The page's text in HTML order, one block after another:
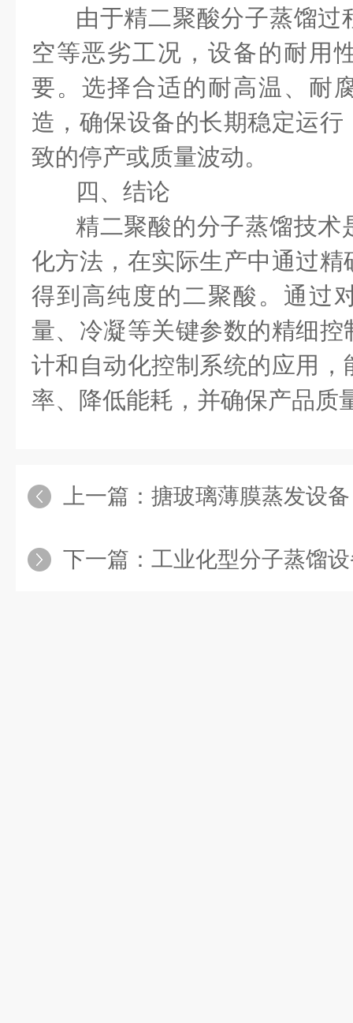
由于精二聚酸分子蒸馏过
空等恶劣工况，设备的耐用
要。选择合适的耐高温、耐
造，确保设备的长期稳定运
致的停产或质量波动。
四、结论
精二聚酸的分子蒸馏技术
化方法，在实际生产中通过
得到高纯度的二聚酸。通过
量、冷凝等关键参数的精细
计和自动化控制系统的应用
率、降低能耗，并确保产品质
上一篇： 搪玻璃薄膜蒸发设备：
下一篇： 工业化型分子蒸馏